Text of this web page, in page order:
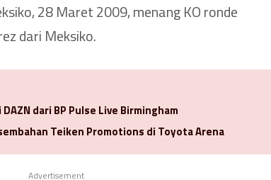
28 Maret 2009, menang KO ronde
dari Meksiko.
dari BP Pulse Live Birmingham
Teiken Promotions di Toyota Arena
Advertisement